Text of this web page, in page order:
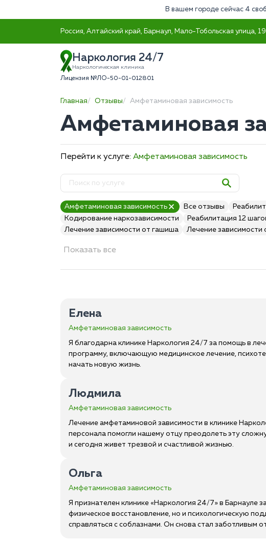
В вашем городе сейчас 4
Россия, Алтайский край, Барнаул, Мало-Тобольская улица, 19
Наркология 24/7
Наркологическая клиника
Лицензия №ЛО-50-01-012801
Главная Отзывы Амфетаминовая зависимость
Амфетаминовая
Перейти к услуге: Амфетаминовая зависимость
Амфетаминовая зависимость Все отзывы
Кодирование наркозависимости
Реабилитация 12
Лечение зависимости от гашиша
Лечение зависимости
Показать все
Елена
Амфетаминовая зависимость
Я благодарна клинике Наркология 24/7 за помощь в
программу, включающую медицинское лечение,
начать новую жизнь.
Людмила
Амфетаминовая зависимость
Лечение амфетаминовой зависимости в клинике
персонала помогли нашему отцу преодолеть эту
и сегодня живет трезвой и счастливой жизнью.
Ольга
Амфетаминовая зависимость
Я признателен клинике «Наркология 24/7» в
физическое восстановление, но и психологическую
справляться с соблазнами. Он снова стал заботливым